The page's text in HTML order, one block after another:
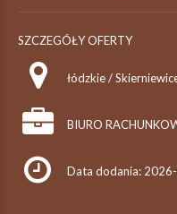
SZCZEGÓŁY OFERTY
łódzkie /
BIURO
Data dodania: